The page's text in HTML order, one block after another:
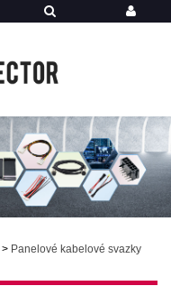
> Panelové kabelové svazky